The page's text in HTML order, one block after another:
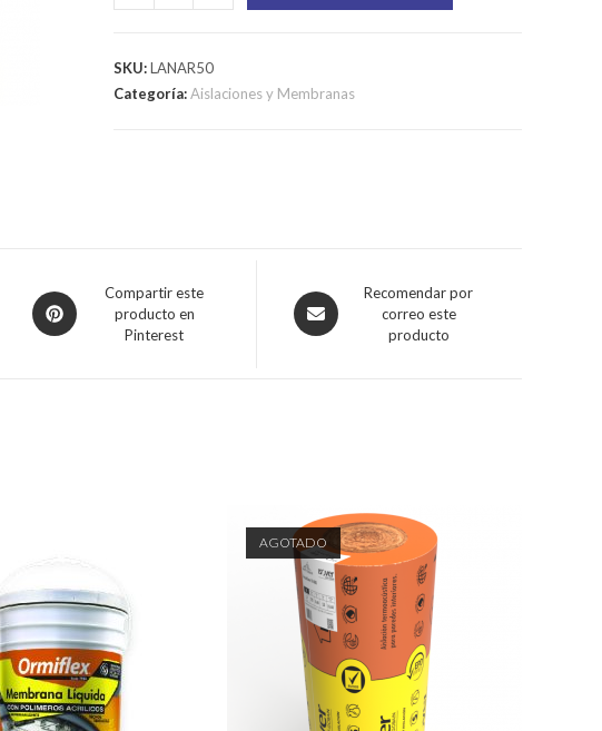
SKU:LANAR50
Categoría:Aislaciones y Membranas
Compartir este
producto en
Pinterest
Recomendar por
correo este
producto
AGOTADO